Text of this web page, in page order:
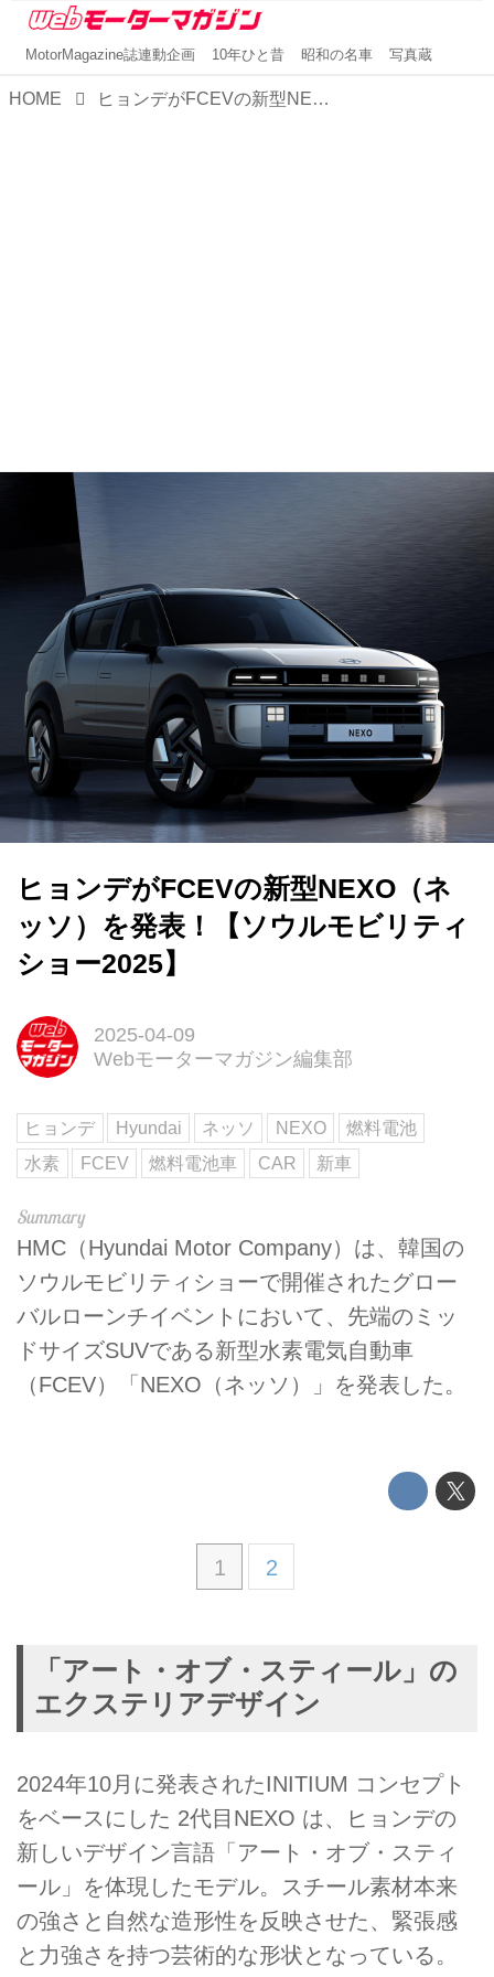
MotorMagazine誌連動企画 10年ひと昔 昭和の名車 写真蔵
HOME ヒョンデがFCEVの新型NEXO（ネッソ）を発表！【ソウルモビリティショー2025】
ヒョンデがFCEVの新型NEXO（ネ
ッソ）を発表！【ソウルモビリティ
ショー2025】
2025-04-09
Webモーターマガジン編集部
ヒョンデ Hyundai ネッソ NEXO
燃料電池
水素
FCEV 燃料電池車 CAR 新車
HMC（Hyundai Motor Company）は、韓国の
ソウルモビリティショーで開催されたグロー
バルローンチイベントにおいて、先端のミッ
ドサイズSUVである新型水素電気自動車
（FCEV）「NEXO（ネッソ）」を発表した。
1 2
「アート・オブ・スティール」の
エクステリアデザイン
2024年10月に発表されたINITIUM コンセプト
をベースにした 2代目NEXO は、ヒョンデの
新しいデザイン言語「アート・オブ・スティ
ール」を体現したモデル。スチール素材本来
の強さと自然な造形性を反映させた、緊張感
と力強さを持つ芸術的な形状となっている。